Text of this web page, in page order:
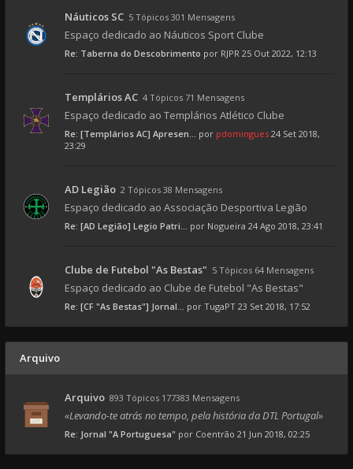
Náuticos SC 5 Tópicos 301 Mensagens
Espaço dedicado ao Náuticos Sport Clube
Re: Taberna do Descobrimento por RJPR 25 Out 2022, 12:13
Templários AC 4 Tópicos 71 Mensagens
Espaço dedicado ao Templários Atlético Clube
Re: [Templários AC] Apresen... por pdomingues 24 Set 2018,
23:29
AD Legião 2 Tópicos 38 Mensagens
Espaço dedicado ao Associação Desportiva Legião
Re: [AD Legião] Legio Patri... por Nogueira 24 Ago 2018, 23:41
Clube de Futebol "As Bestas" 5 Tópicos 64 Mensagens
Espaço dedicado ao Clube de Futebol "As Bestas"
Re: [CF "As Bestas"] Jornal... por TugaPT 23 Set 2018, 17:52
Arquivo
Arquivo 893 Tópicos 177383 Mensagens
«Levando-te atrás no tempo, pela história da DTL Portugal»
Re: Jornal "A Portuguesa" por Coentrão 21 Jun 2018, 02:25